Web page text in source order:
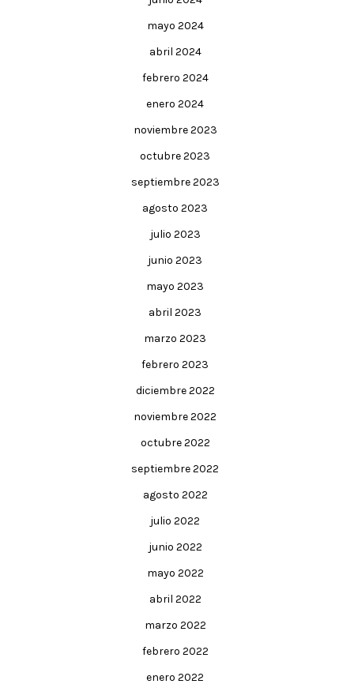
mayo 2024
abril 2024
febrero 2024
enero 2024
noviembre 2023
octubre 2023
septiembre 2023
agosto 2023
julio 2023
junio 2023
mayo 2023
abril 2023
marzo 2023
febrero 2023
diciembre 2022
noviembre 2022
octubre 2022
septiembre 2022
agosto 2022
julio 2022
junio 2022
mayo 2022
abril 2022
marzo 2022
febrero 2022
enero 2022